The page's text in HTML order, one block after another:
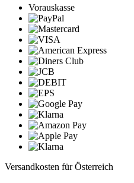
Vorauskasse
Versandkosten für Österreich